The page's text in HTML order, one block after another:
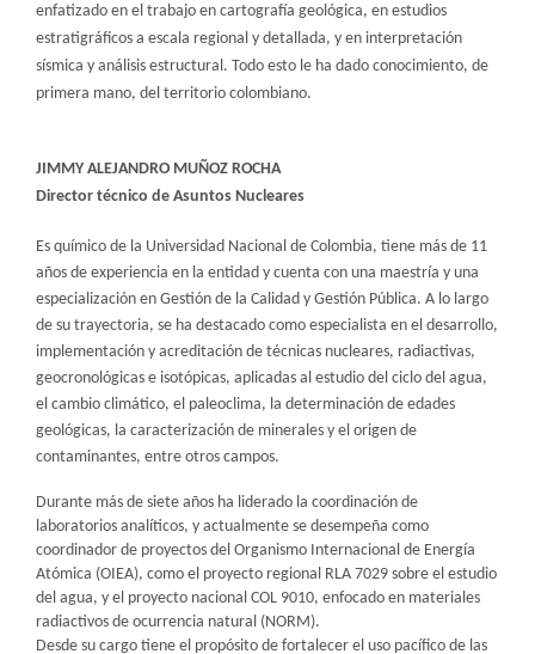
enfatizado en el trabajo en cartografía geológica, en estudios
estratigráficos a escala regional y detallada, y en interpretación
sísmica y análisis estructural. Todo esto le ha dado conocimiento, de
primera mano, del territorio colombiano.
JIMMY ALEJANDRO MUÑOZ ROCHA
Director técnico de Asuntos Nucleares
Es químico de la Universidad Nacional de Colombia, tiene más de 11
años de experiencia en la entidad y cuenta con una maestría y una
especialización en Gestión de la Calidad y Gestión Pública. A lo largo
de su trayectoria, se ha destacado como especialista en el desarrollo,
implementación y acreditación de técnicas nucleares, radiactivas,
geocronológicas e isotópicas, aplicadas al estudio del ciclo del agua,
el cambio climático, el paleoclima, la determinación de edades
geológicas, la caracterización de minerales y el origen de
contaminantes, entre otros campos.
Durante más de siete años ha liderado la coordinación de
laboratorios analíticos, y actualmente se desempeña como
coordinador de proyectos del Organismo Internacional de Energía
Atómica (OIEA), como el proyecto regional RLA 7029 sobre el estudio
del agua, y el proyecto nacional COL 9010, enfocado en materiales
radiactivos de ocurrencia natural (NORM).
Desde su cargo tiene el propósito de fortalecer el uso pacífico de las